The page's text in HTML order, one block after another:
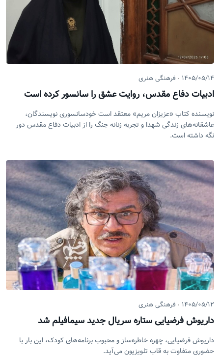
۱۴۰۵/۰۵/۱۴ فرهنگی هنری
ادبیات دفاع مقدس، روایت عشق را سانسور کرده است
نویسنده کتاب «عزیزان مریم» معتقد است خودسانسوری نویسندگان،
عاشقانه‌های زندگی شهدا و تجربه زنانه جنگ را از ادبیات دفاع مقدس دور
نگه داشته است.
۱۴۰۵/۰۵/۱۲ فرهنگی هنری
داریوش فرضیایی ستاره سریال جدید سیمافیلم شد
داریوش فرضیایی، چهره خاطره‌ساز و محبوب برنامه‌های کودک، این بار با
حضوری متفاوت به قاب تلویزیون می‌آید.